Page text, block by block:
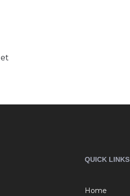
QUICK LINKS
Home